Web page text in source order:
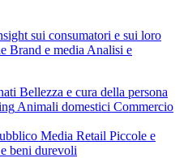
sui consumatori e sui loro
Brand e media Analisi e
Bellezza e cura della persona
Animali domestici Commercio
Media Retail Piccole e
beni durevoli